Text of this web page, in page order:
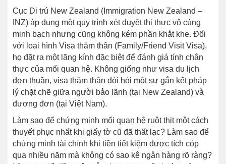
Cục Di trú New Zealand (Immigration New Zealand –
INZ) áp dụng một quy trình xét duyệt thị thực vô cùng
minh bạch nhưng cũng không kém phần khắt khe. Đối
với loại hình Visa thăm thân (Family/Friend Visit Visa),
họ đặt ra một lăng kính đặc biệt để đánh giá tính chân
thực của mối quan hệ. Không giống như visa du lịch
đơn thuần, visa thăm thân đòi hỏi một sự gắn kết pháp
lý chặt chẽ giữa người bảo lãnh (tại New Zealand) và
đương đơn (tại Việt Nam).
Làm sao để chứng minh mối quan hệ ruột thịt một cách
thuyết phục nhất khi giấy tờ cũ đã thất lạc? Làm sao để
chứng minh tài chính khi tiền tiết kiệm được tích cóp
qua nhiều năm mà không có sao kê ngân hàng rõ ràng?